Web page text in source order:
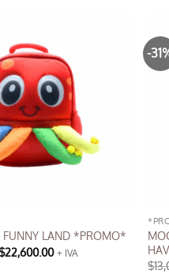
FUNNY LAND *PROMO*
precio
22,600.00El+ IVA
-
$